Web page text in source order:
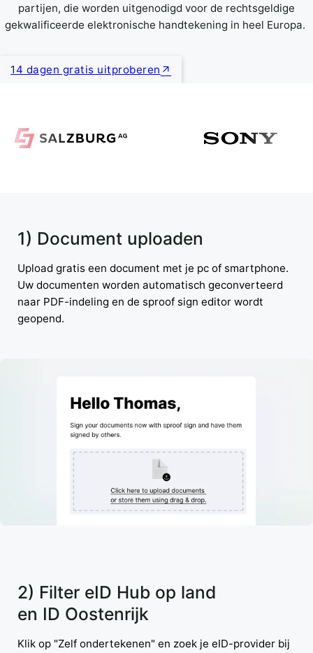
partijen, die worden uitgenodigd voor de rechtsgeldige
gekwalificeerde elektronische handtekening in heel Europa.
14 dagen gratis uitproberen
1) Document uploaden
Upload gratis een document met je pc of smartphone.
Uw documenten worden automatisch geconverteerd
naar PDF-indeling en de sproof sign editor wordt
geopend.
2) Filter eID Hub op land
en ID Oostenrijk
Klik op "Zelf ondertekenen" en zoek je eID-provider bij